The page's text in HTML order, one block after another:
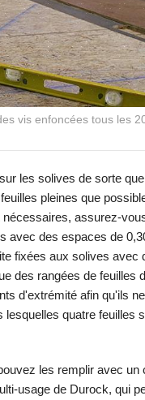
vis enfoncées tous les
les solives de sorte
pleines que
assurez-
avec des espaces de
fixées aux solives avec
des rangées de feuilles
d'extrémité afin qu'ils ne
lesquelles quatre feuilles
les remplir avec un
usage de Durock, qui